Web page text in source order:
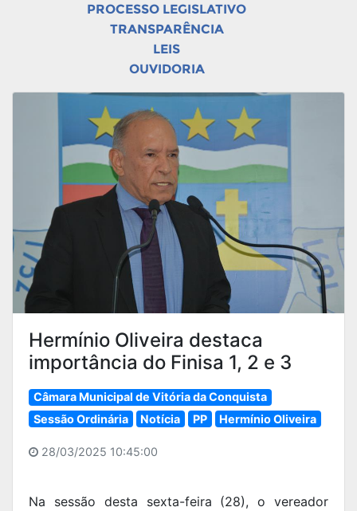
PROCESSO LEGISLATIVO
TRANSPARÊNCIA
LEIS
OUVIDORIA
Hermínio Oliveira destaca
importância do Finisa 1, 2 e 3
Câmara Municipal de Vitória da Conquista
Sessão Ordinária
Notícia PP Hermínio Oliveira
28/03/2025 10:45:00
Na sessão desta sexta-feira (28), o vereador